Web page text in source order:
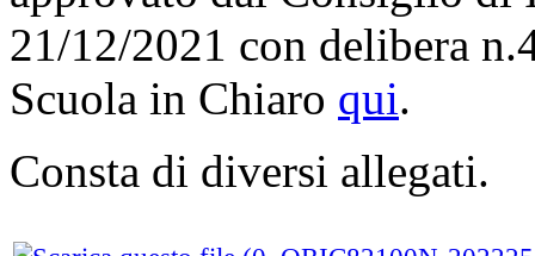
21/12/2021 con delibera
Scuola in Chiaro qui.
Consta di diversi allegati.